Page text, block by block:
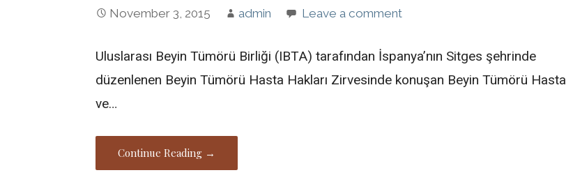
November 3, 2015 admin Leave a comment
Uluslarası Beyin Tümörü Birliği (IBTA) tarafından İspanya’nın Sitges şehrinde
düzenlenen Beyin Tümörü Hasta Hakları Zirvesinde konuşan Beyin Tümörü Hasta
ve…
Continue Reading →